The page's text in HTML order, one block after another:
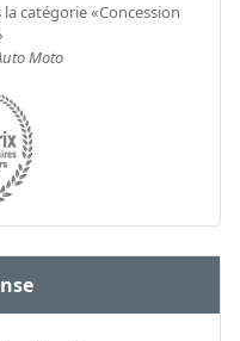
catégorie «Concession
Moto